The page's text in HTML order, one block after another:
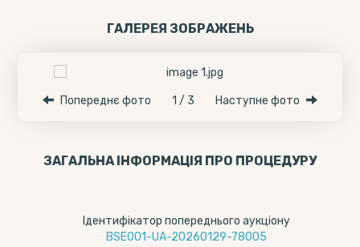
ГАЛЕРЕЯ ЗОБРАЖЕНЬ
Попереднє фото 1 / 3 Наступне фото
ЗАГАЛЬНА ІНФОРМАЦІЯ ПРО ПРОЦЕДУРУ
Ідентифікатор попереднього аукціону
BSE001-UA-20260129-78005